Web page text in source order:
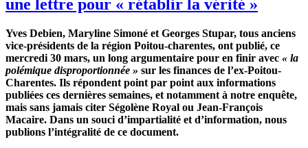
une lettre pour « rétablir la vérité »
Yves Debien, Maryline Simoné et Georges Stupar, tous anciens
vice-présidents de la région Poitou-charentes, ont publié, ce
mercredi 30 mars, un long argumentaire pour en finir avec « la
polémique disproportionnée » sur les finances de l’ex-Poitou-
Charentes. Ils répondent point par point aux informations
publiées ces dernières semaines, et notamment à notre enquête,
mais sans jamais citer Ségolène Royal ou Jean-François
Macaire. Dans un souci d’impartialité et d’information, nous
publions l’intégralité de ce document.